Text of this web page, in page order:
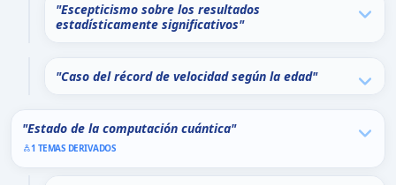
"Escepticismo sobre los resultados
estadísticamente significativos"
"Caso del récord de velocidad según la edad"
"Estado de la computación cuántica"
1 TEMAS DERIVADOS